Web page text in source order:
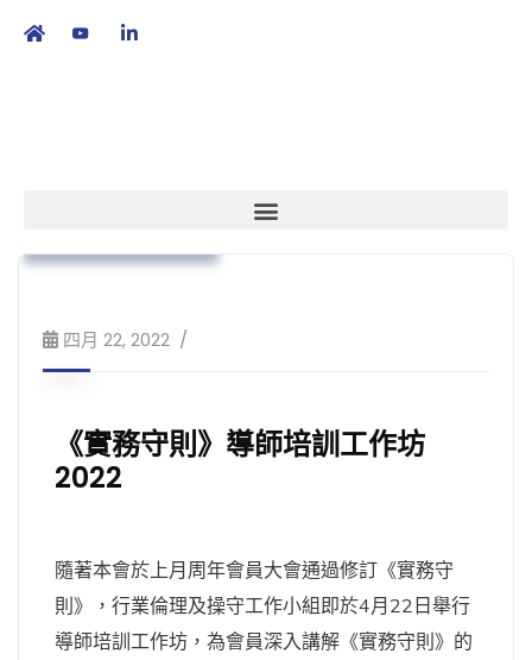
四月 22, 2022
《實務守則》導師培訓工作坊
2022
隨著本會於上月周年會員大會通過修訂《實務守
則》，行業倫理及操守工作小組即於4月22日舉行
導師培訓工作坊，為會員深入講解《實務守則》的